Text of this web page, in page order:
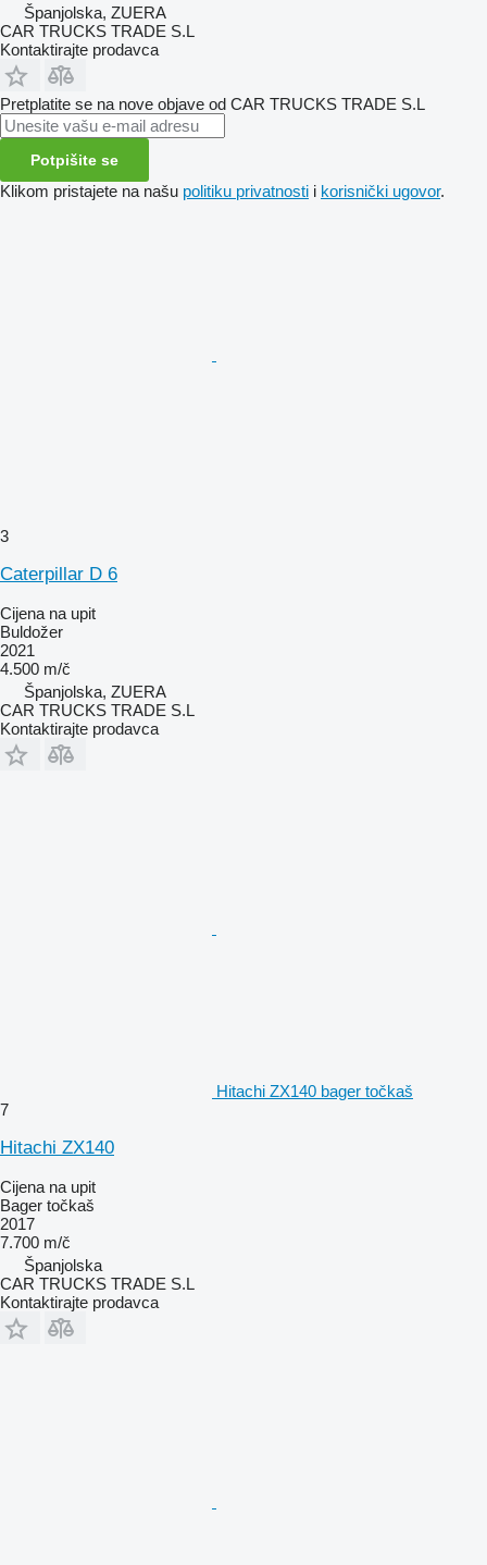
Španjolska, ZUERA
CAR TRUCKS TRADE S.L
Kontaktirajte prodavca
Pretplatite se na nove objave od CAR TRUCKS TRADE S.L
Potpišite se
Klikom pristajete na našu politiku privatnosti i korisnički ugovor.
3
Caterpillar D 6
Cijena na upit
Buldožer
2021
4.500 m/č
Španjolska, ZUERA
CAR TRUCKS TRADE S.L
Kontaktirajte prodavca
Hitachi ZX140 bager točkaš
7
Hitachi ZX140
Cijena na upit
Bager točkaš
2017
7.700 m/č
Španjolska
CAR TRUCKS TRADE S.L
Kontaktirajte prodavca